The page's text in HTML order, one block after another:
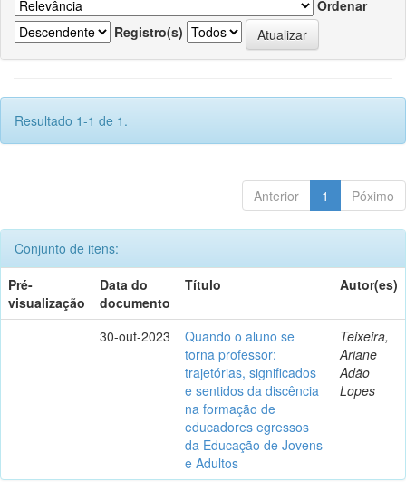
Ordenar
Registro(s)
Resultado 1-1 de 1.
Anterior 1 Póximo
Conjunto de itens:
Pré-
visualização
Data do
documento
Título Autor(es)
30-out-2023
Quando o aluno se
torna professor:
trajetórias, significados
e sentidos da discência
na formação de
educadores egressos
da Educação de Jovens
e Adultos
Teixeira,
Ariane
Adão
Lopes